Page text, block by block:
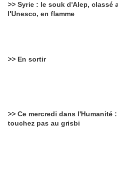
>> Syrie : le souk d'Alep, classé
l'Unesco, en flamme
>> En sortir
>> Ce mercredi dans l'Humanité
touchez pas au grisbi